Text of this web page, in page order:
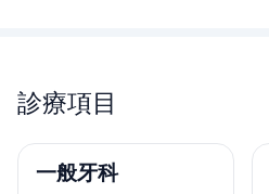
診療項目
一般牙科